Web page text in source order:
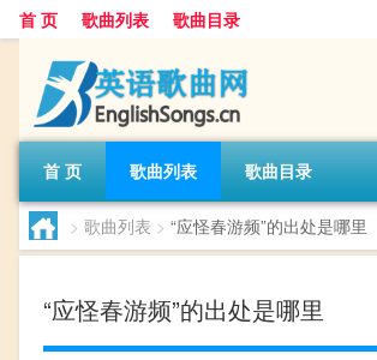
首 页 歌曲列表 歌曲目录
首 页 歌曲列表 歌曲目录
> 歌曲列表 > “应怪春游频”的出处是哪里
“应怪春游频”的出处是哪里